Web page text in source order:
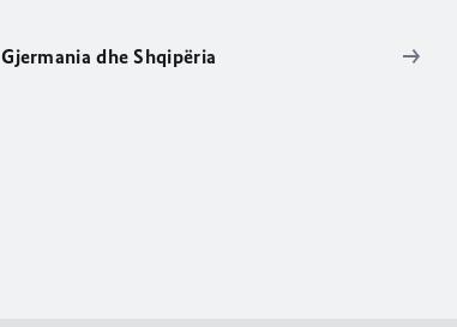
Gjermania dhe Shqipëria